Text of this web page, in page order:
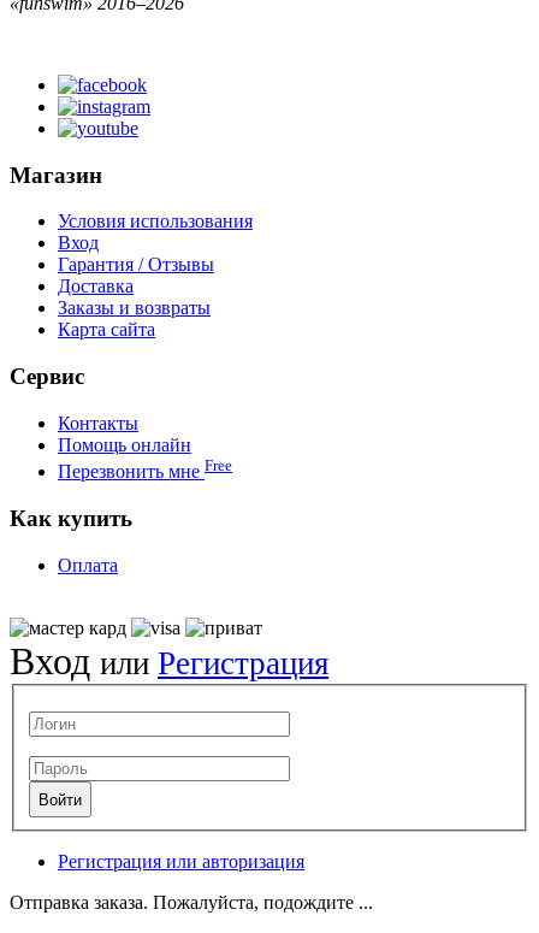
Магазин
Условия использования
Вход
Гарантия / Отзывы
Доставка
Заказы и возвраты
Карта сайта
Сервис
Контакты
Помощь онлайн
Перезвонить мне Free
Как купить
Оплата
Вход или Регистрация
Регистрация или авторизация
Отправка заказа. Пожалуйста, подождите ...